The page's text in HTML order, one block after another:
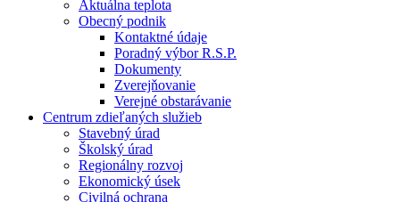
Aktuálna teplota
Obecný podnik
Kontaktné údaje
Poradný výbor R.S.P.
Dokumenty
Zverejňovanie
Verejné obstarávanie
Centrum zdieľaných služieb
Stavebný úrad
Školský úrad
Regionálny rozvoj
Ekonomický úsek
Civilná ochrana